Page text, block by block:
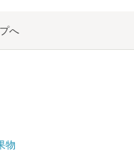
へ
物